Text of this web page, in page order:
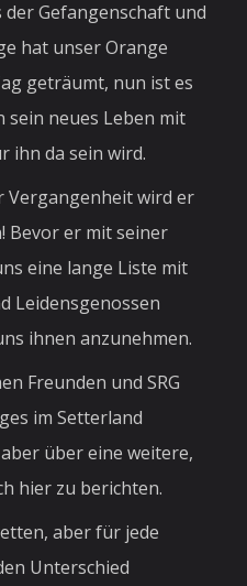
der Gefangenschaft und
hat unser Orange
geträumt, nun ist es
sein neues Leben mit
ihn da sein wird.
Vergangenheit wird er
Bevor er mit seiner
eine lange Liste mit
Leidensgenossen
ihnen anzunehmen.
Freunden und SRG
im Setterland
über eine weitere,
hier zu berichten.
aber für jede
Unterschied